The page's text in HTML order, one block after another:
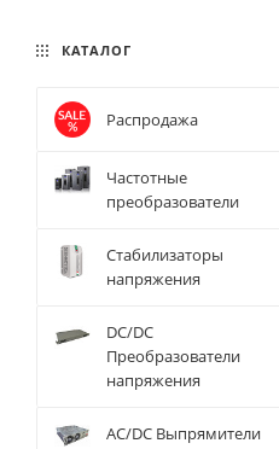
КАТАЛОГ
Распродажа
Частотные
преобразователи
Стабилизаторы
напряжения
DC/DC
Преобразователи
напряжения
AC/DC Выпрямители